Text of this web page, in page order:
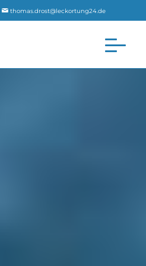
thomas.drost@leckortung24.de